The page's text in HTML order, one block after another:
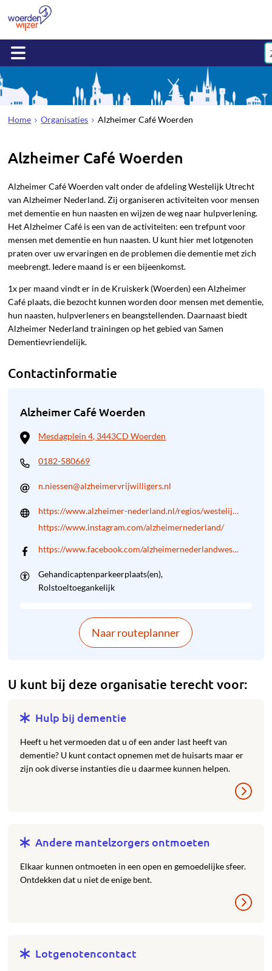
Home Organisaties Alzheimer Café Woerden
Alzheimer Café Woerden
Alzheimer Café Woerden valt onder de afdeling Westelijk Utrecht
van Alzheimer Nederland. Zij organiseren activiteiten voor mensen
met dementie en hun naasten en wijzen de weg naar hulpverlening.
Het Alzheimer Café is een van de activiteiten: een trefpunt voor
mensen met dementie en hun naasten. U kunt hier met lotgenoten
praten over uwervaringen en de problemen die dementie met zich
meebrengt. Iedere maand is er een bijeenkomst.
1x per maand vindt er in de Kruiskerk (Woerden) een Alzheimer
Café plaats, die bezocht kunnen worden door mensen met dementie,
hun naasten, hulpverleners en beangstellenden. Daarnaast biedt
Alzheimer Nederland trainingen op het gebied van Samen
Dementievriendelijk.
Contactinformatie
Alzheimer Café Woerden
Mesdagplein 4, 3443CD Woerden
0182-580669
n.niessen@alzheimervrijwilligers.nl
https://www.alzheimer-nederland.nl/regios/westelijk-
utrecht/alzheimer-cafe-woerden
https://www.instagram.com/alzheimernederland/
https://www.facebook.com/alzheimernederlandweste
Gehandicaptenparkeerplaats(en)
Rolstoeltoegankelijk
Naar routeplanner
U kunt bij deze organisatie terecht voor:
Hulp bij dementie
Heeft u het vermoeden dat u of een ander last heeft van
dementie? U kunt contact opnemen met de huisarts maar er
zijn ook diverse instanties die u daarmee kunnen helpen.
Andere mantelzorgers ontmoeten
Elkaar kunnen ontmoeten in een open en gemoedelijke sfeer.
Ontdekken dat u niet de enige bent.
Lotgenotencontact